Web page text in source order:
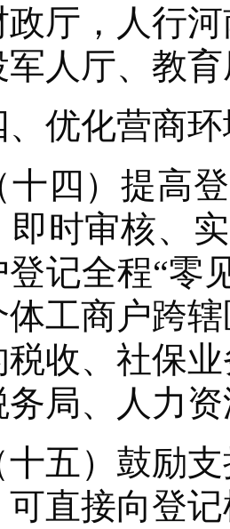
政厅，人行
军人厅、教
化营商环
）提高登
即时审核、
记全程“零
体工商户跨
税收、社保
务局、人力
）鼓励支
可直接向登